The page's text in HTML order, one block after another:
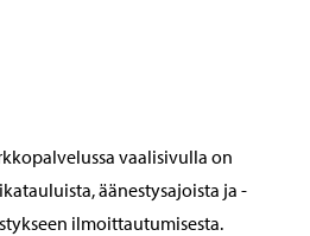
vaalisivulla on
äänestysajoista ja -
ilmoittautumisesta.